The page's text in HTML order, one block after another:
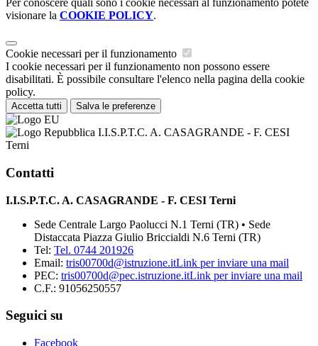
Per conoscere quali sono i cookie necessari al funzionamento potete
visionare la COOKIE POLICY.
Cookie necessari per il funzionamento
I cookie necessari per il funzionamento non possono essere
disabilitati. È possibile consultare l'elenco nella pagina della cookie
policy.
Accetta tutti Salva le preferenze
I.I.S.P.T.C. A. CASAGRANDE - F. CESI
Terni
Contatti
I.I.S.P.T.C. A. CASAGRANDE - F. CESI Terni
Sede Centrale Largo Paolucci N.1 Terni (TR) • Sede
Distaccata Piazza Giulio Briccialdi N.6 Terni (TR)
Tel: Tel. 0744 201926
Email: tris00700d@istruzione.itLink per inviare una mail
PEC: tris00700d@pec.istruzione.itLink per inviare una mail
C.F.: 91056250557
Seguici su
Facebook